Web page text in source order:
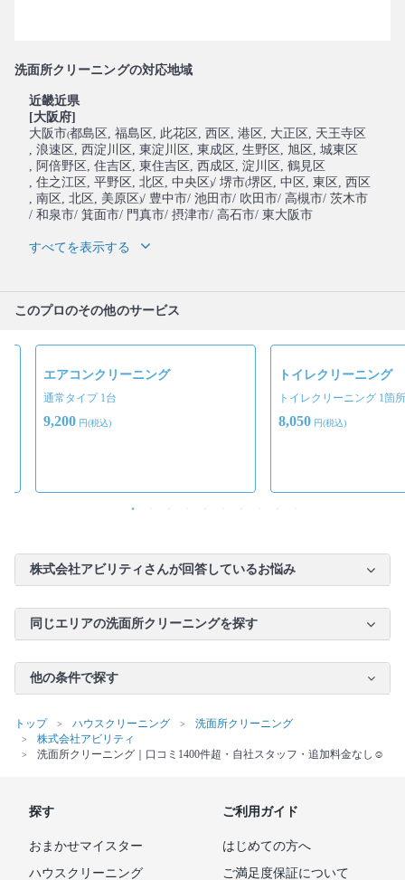
洗面所クリーニングの対応地域
近畿近県
[大阪府]
大阪市(都島区 , 福島区 , 此花区 , 西区 , 港区 , 大正区 , 天王寺区
, 浪速区 , 西淀川区 , 東淀川区 , 東成区 , 生野区 , 旭区 , 城東区
, 阿倍野区 , 住吉区 , 東住吉区 , 西成区 , 淀川区 , 鶴見区
, 住之江区 , 平野区 , 北区 , 中央区)/ 堺市(堺区 , 中区 , 東区 , 西区
, 南区 , 北区 , 美原区)/ 豊中市/ 池田市/ 吹田市/ 高槻市/ 茨木市
/ 和泉市/ 箕面市/ 門真市/ 摂津市/ 高石市/ 東大阪市
すべてを表示する
このプロのその他のサービス
エアコンクリーニング
通常タイプ 1台
9,200 円(税込)
トイレクリーニング
トイレクリーニング 1箇所
8,050 円(税込)
株式会社アビリティさんが回答しているお悩み
同じエリアの洗面所クリーニングを探す
他の条件で探す
トップ ハウスクリーニング
洗面所クリーニング
株式会社アビリティ
洗面所クリーニング｜口コミ1400件超・自社スタッフ・追加料金なし☺️
探す
おまかせマイスター
ハウスクリーニング
ご利用ガイド
はじめての方へ
ご満足度保証について